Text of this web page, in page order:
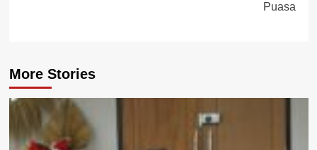
Puasa
More Stories